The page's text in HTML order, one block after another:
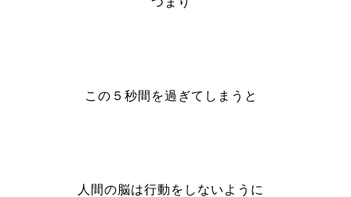
この５秒間を過ぎてしまうと
人間の脳は行動をしないように